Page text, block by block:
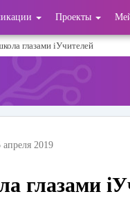
Проекты
глазами iУчителей
апреля 2019
глазами